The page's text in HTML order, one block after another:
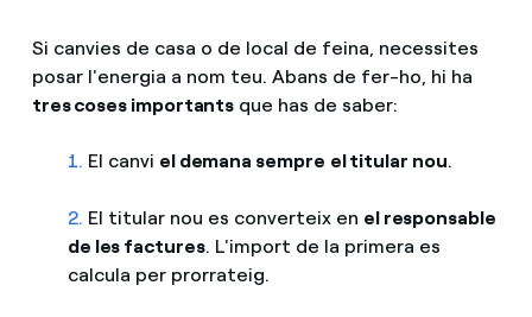
Si canvies de casa o de local de feina, necessites
posar l'energia a nom teu. Abans de fer-ho, hi ha
tres coses importants que has de saber:
1. El canvi el demana sempre el titular nou.
2. El titular nou es converteix en el responsable
de les factures. L'import de la primera es
calcula per prorrateig.